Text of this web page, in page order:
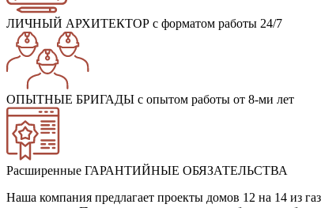
ЛИЧНЫЙ АРХИТЕКТОР с форматом работы 24/7
ОПЫТНЫЕ БРИГАДЫ с опытом работы от 8-ми лет
Расширенные ГАРАНТИЙНЫЕ ОБЯЗАТЕЛЬСТВА
Наша компания предлагает проекты домов 12 на 14 из